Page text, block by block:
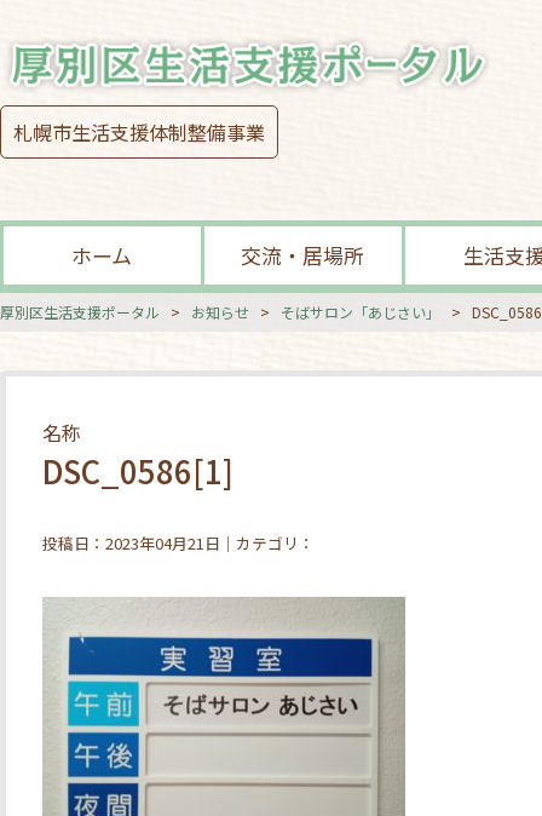
札幌市生活支援体制整備事業
ホーム 交流・居場所 生活支
厚別区生活支援ポータル > お知らせ > そばサロン「あじさい」 >
名称
DSC_0586[1]
投稿日：2023年04月21日｜カテゴリ：